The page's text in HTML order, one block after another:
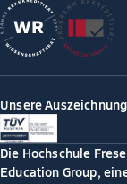
Unsere
Die Hochschule
Education Group,